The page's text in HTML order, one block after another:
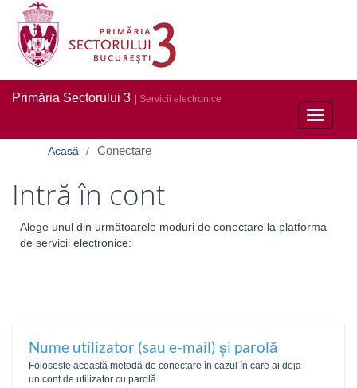
Toggle
Primăria Sectorului 3 | Servicii electronice
Acasă Conectare
Intră în cont
Alege unul din următoarele moduri de conectare la platforma
de servicii electronice:
Nume utilizator (sau e-mail) și parolă
Folosește această metodă de conectare în cazul în care ai deja
un cont de utilizator cu parolă.